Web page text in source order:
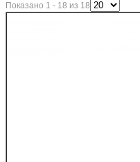
Показано 1 - 18 из 18